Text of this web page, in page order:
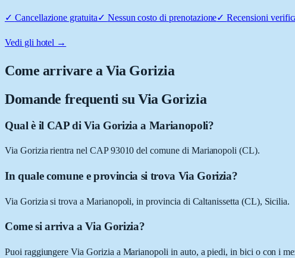
✓ Cancellazione gratuita✓ Nessun costo di prenotazione✓Recensioni
Vedi gli hotel →
Come arrivare aVia Gorizia
Domande frequenti su Via Gorizia
Qual è il CAP di Via Gorizia a Marianopoli?
Via Gorizia rientra nel CAP 93010 del comune di Marianopoli (CL).
In quale comune e provincia si trova Via Gorizia?
Via Gorizia si trova a Marianopoli, in provincia di Caltanissetta (CL), Sicilia.
Come si arriva a Via Gorizia?
Puoi raggiungere Via Gorizia a Marianopoli in auto, a piedi, in bici o con i